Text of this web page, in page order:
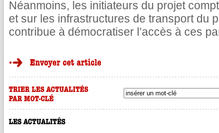
Néanmoins, les initiateurs du projet
et sur les infrastructures de transport du
contribue à démocratiser l’accès à ces